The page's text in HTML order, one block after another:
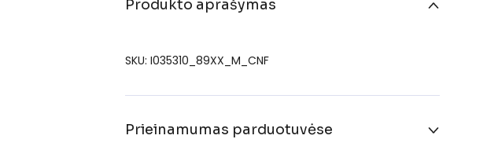
Produkto aprašymas
SKU: I035310_89XX_M_CNF
Prieinamumas parduotuvėse